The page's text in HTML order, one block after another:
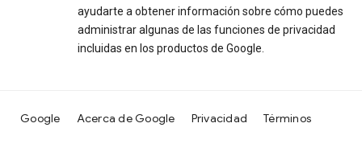
ayudarte a obtener información sobre cómo puedes
administrar algunas de las funciones de privacidad
incluidas en los productos de Google.
Google Acerca de Google Privacidad Términos